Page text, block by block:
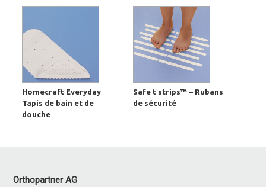
Homecraft Everyday
Tapis de bain et de
douche
Safe t strips™ – Rubans
de sécurité
Orthopartner AG